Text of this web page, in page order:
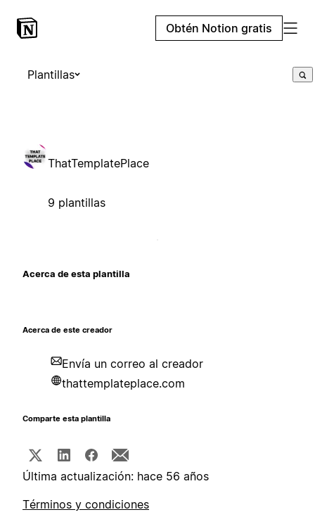
Obtén Notion gratis
Plantillas
ThatTemplatePlace
9 plantillas
Acerca de esta plantilla
Acerca de este creador
Envía un correo al creador
thattemplateplace.com
Comparte esta plantilla
Última actualización: hace 56 años
Términos y condiciones